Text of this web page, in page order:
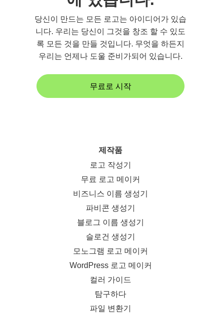
당신이 만드는 모든 로고는 아이디어가 있습
니다. 우리는 당신이 그것을 창조 할 수 있도
록 모든 것을 만들 것입니다. 무엇을 하든지
우리는 언제나 도울 준비가되어 있습니다.
무료로 시작
제작품
로고 작성기
무료 로고 메이커
비즈니스 이름 생성기
파비콘 생성기
블로그 이름 생성기
슬로건 생성기
모노그램 로고 메이커
WordPress 로고 메이커
컬러 가이드
탐구하다
파일 변환기